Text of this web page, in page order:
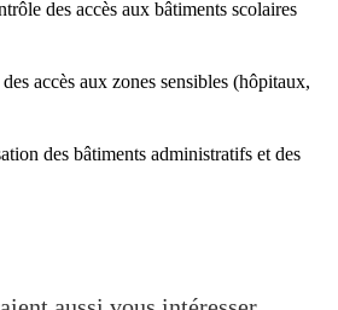
des accès aux bâtiments scolaires
accès aux zones sensibles (hôpitaux,
des bâtiments administratifs et des